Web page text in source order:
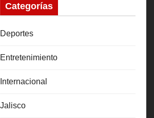
Categorías
Deportes
Entretenimiento
Internacional
Jalisco